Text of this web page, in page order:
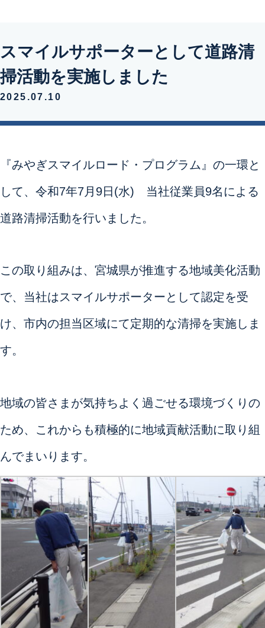
スマイルサポーターとして道路清
掃活動を実施しました
2025.07.10
『みやぎスマイルロード・プログラム』の一環と
して、令和7年7月9日(水) 当社従業員9名による
道路清掃活動を行いました。
この取り組みは、宮城県が推進する地域美化活動
で、当社はスマイルサポーターとして認定を受
け、市内の担当区域にて定期的な清掃を実施しま
す。
地域の皆さまが気持ちよく過ごせる環境づくりの
ため、これからも積極的に地域貢献活動に取り組
んでまいります。